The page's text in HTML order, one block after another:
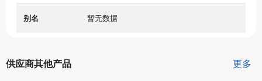
别名 暂无数据
供应商其他产品 更多